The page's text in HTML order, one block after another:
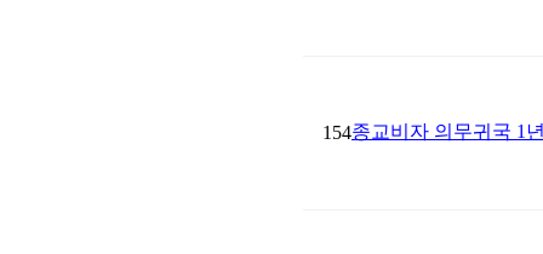
154종교비자 의무귀국 1